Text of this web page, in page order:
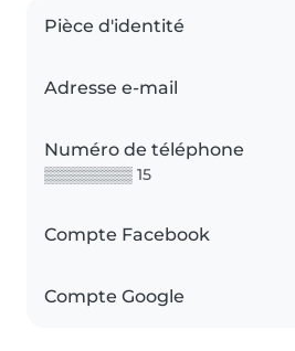
Pièce d'identité
Adresse e-mail
Numéro de téléphone
▒▒▒▒▒▒▒▒ 15
Compte Facebook
Compte Google